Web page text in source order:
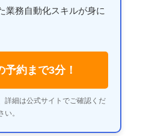
業務自動化スキルが身に
予約まで3分！
詳細は公式サイトでご確認くだ
い。